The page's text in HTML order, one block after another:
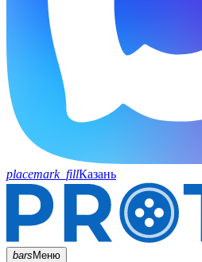
placemark_fillКазань
barsМеню